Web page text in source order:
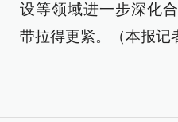
设等领域进一步深化
带拉得更紧。（本报记